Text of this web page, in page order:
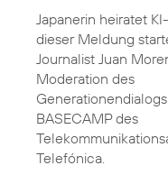
Japanerin heiratet
dieser Meldung
Journalist Juan
Moderation des
BASECAMP des
Telefónica.